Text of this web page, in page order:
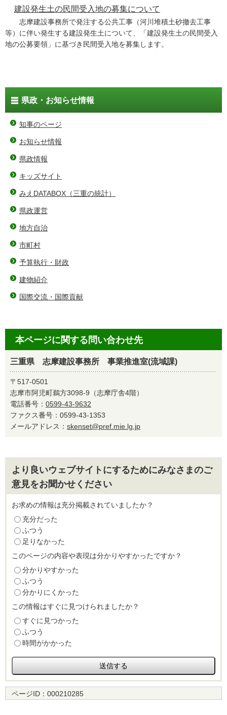
建設発生土の民間受入地の募集について
志摩建設事務所で発注する公共工事（河川堆積土砂撤去工事
等）に伴い発生する建設発生土について、「建設発生土の民間受入
地の公募要領」に基づき民間受入地を募集します。
県政・お知らせ情報
知事のページ
お知らせ情報
県政情報
キッズサイト
みえDATABOX（三重の統計）
県政運営
地方自治
市町村
予算執行・財政
建物紹介
国際交流・国際貢献
本ページに関する問い合わせ先
三重県 志摩建設事務所 事業推進室(流域課)
〒517-0501
志摩市阿児町鵜方3098-9（志摩庁舎4階）
電話番号： 0599-43-9632
ファクス番号：0599-43-1353
メールアドレス： skenset@pref.mie.lg.jp
より良いウェブサイトにするためにみなさまのご
意見をお聞かせください
お求めの情報は充分掲載されていましたか？
充分だった
ふつう
足りなかった
このページの内容や表現は分かりやすかったですか？
分かりやすかった
ふつう
分かりにくかった
この情報はすぐに見つけられましたか？
すぐに見つかった
ふつう
時間がかかった
ページID： 000210285